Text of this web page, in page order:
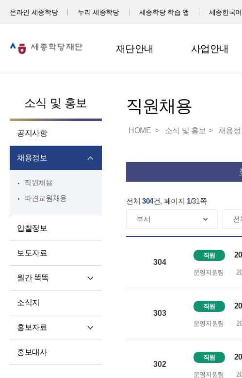
온라인 세종학당 누리 세종학당 세종학당 학습 앱 세종한국
재단안내 사업안내
소식 및 홍보
공지사항
채용정보
직원채용
파견교원채용
입찰정보
보도자료
월간 똑똑
소식지
홍보자료
홍보대사
직원채용
HOME 소식 및 홍보 채용정
전체 304건, 페이지 1/31쪽
304
직원
운영지원팀
303
직원
운영지원팀
302
직원
운영지원팀